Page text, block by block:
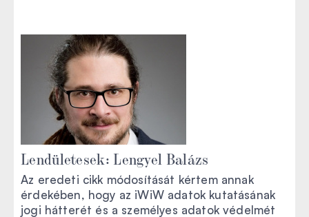
Lendületesek: Lengyel Balázs
Az eredeti cikk módosítását kértem annak
érdekében, hogy az iWiW adatok kutatásának
jogi hátterét és a személyes adatok védelmét